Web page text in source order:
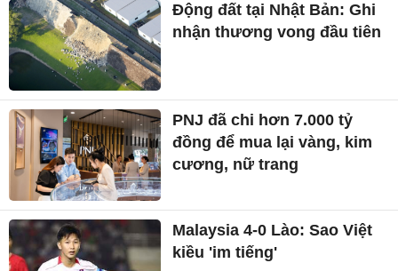
Động đất tại Nhật Bản: Ghi
nhận thương vong đầu tiên
PNJ đã chi hơn 7.000 tỷ
đồng để mua lại vàng, kim
cương, nữ trang
Malaysia 4-0 Lào: Sao Việt
kiều 'im tiếng'